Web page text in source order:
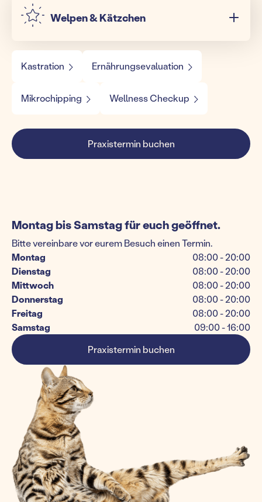
Welpen & Kätzchen
Kastration Ernährungsevaluation
Mikrochipping Wellness Checkup
Praxistermin buchen
Montag bis Samstag für euch geöffnet.
Bitte vereinbare vor eurem Besuch einen Termin.
Montag
08:00 - 20:00
Dienstag
08:00 - 20:00
Mittwoch
08:00 - 20:00
Donnerstag
08:00 - 20:00
Freitag
08:00 - 20:00
Samstag
09:00 - 16:00
Praxistermin buchen